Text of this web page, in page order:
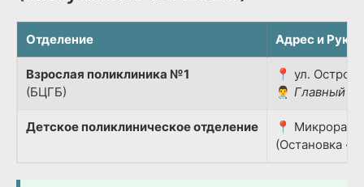
Отделение Адрес и
Взрослая поликлиника №1
(БЦГБ)
📍 ул.
👨‍⚕️ Главный
Детское поликлиническое отделение
📍
(Остановка